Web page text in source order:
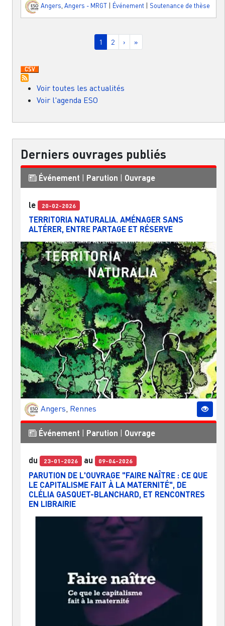
Angers, Angers - MRGT Événement Soutenance de thèse
Page courante
1 Page
2 Page suivante
› Dernière page
»
Voir toutes les actualités
Voir l'agenda ESO
Derniers ouvrages publiés
Événement Parution Ouvrage
le 20-02-2026
TERRITORIA NATURALIA. AMÉNAGER SANS
ALTÉRER, ENTRE PARTAGE ET RÉSERVE
Angers, Rennes
Événement Parution Ouvrage
du 23-01-2026 au 09-04-2026
PARUTION DE L'OUVRAGE "FAIRE NAÎTRE : CE QUE
LE CAPITALISME FAIT À LA MATERNITÉ", DE
CLÉLIA GASQUET-BLANCHARD, ET RENCONTRES
EN LIBRAIRIE